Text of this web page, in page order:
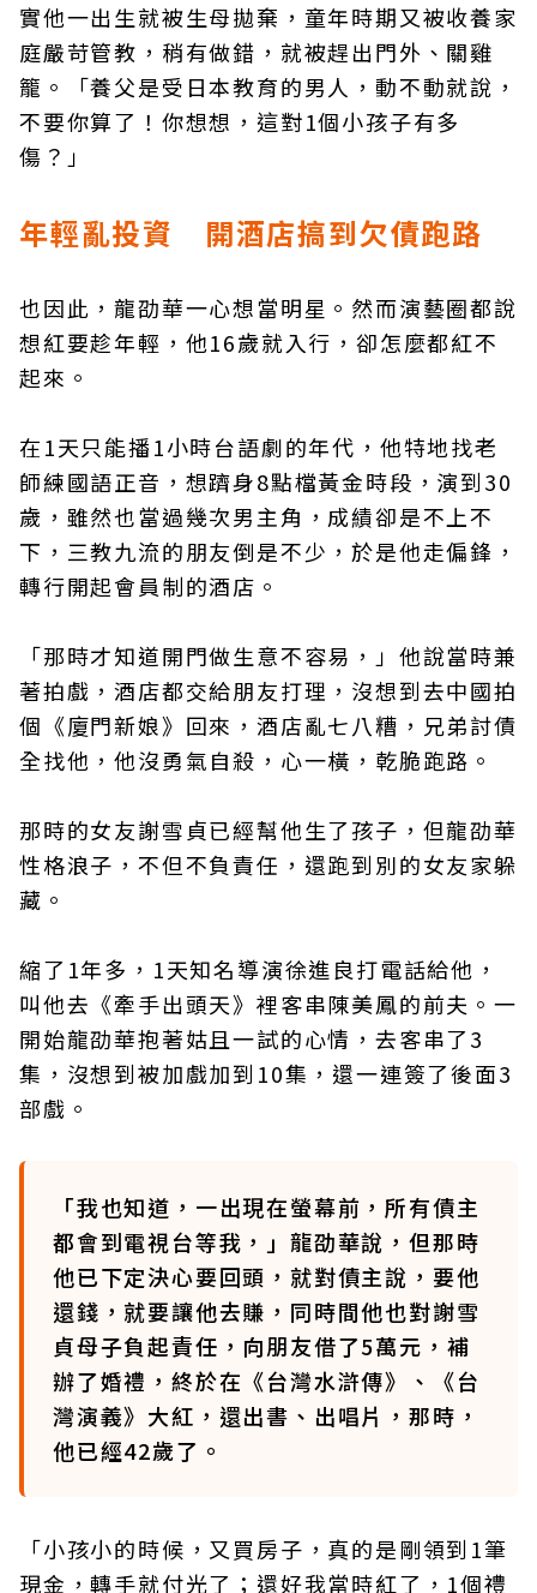
實他一出生就被生母拋棄，童年時期又被收養家
庭嚴苛管教，稍有做錯，就被趕出門外、關雞
籠。「養父是受日本教育的男人，動不動就說，
不要你算了！你想想，這對1個小孩子有多
傷？」
年輕亂投資 開酒店搞到欠債跑路
也因此，龍劭華一心想當明星。然而演藝圈都說
想紅要趁年輕，他16歲就入行，卻怎麼都紅不
起來。
在1天只能播1小時台語劇的年代，他特地找老
師練國語正音，想躋身8點檔黃金時段，演到30
歲，雖然也當過幾次男主角，成績卻是不上不
下，三教九流的朋友倒是不少，於是他走偏鋒，
轉行開起會員制的酒店。
「那時才知道開門做生意不容易，」他說當時兼
著拍戲，酒店都交給朋友打理，沒想到去中國拍
個《廈門新娘》回來，酒店亂七八糟，兄弟討債
全找他，他沒勇氣自殺，心一橫，乾脆跑路。
那時的女友謝雪貞已經幫他生了孩子，但龍劭華
性格浪子，不但不負責任，還跑到別的女友家躲
藏。
縮了1年多，1天知名導演徐進良打電話給他，
叫他去《牽手出頭天》裡客串陳美鳳的前夫。一
開始龍劭華抱著姑且一試的心情，去客串了3
集，沒想到被加戲加到10集，還一連簽了後面3
部戲。
「我也知道，一出現在螢幕前，所有債主
都會到電視台等我，」龍劭華說，但那時
他已下定決心要回頭，就對債主說，要他
還錢，就要讓他去賺，同時間他也對謝雪
貞母子負起責任，向朋友借了5萬元，補
辦了婚禮，終於在《台灣水滸傳》、《台
灣演義》大紅，還出書、出唱片，那時，
他已經42歲了。
「小孩小的時候，又買房子，真的是剛領到1筆
現金，轉手就付光了；還好我當時紅了，1個禮